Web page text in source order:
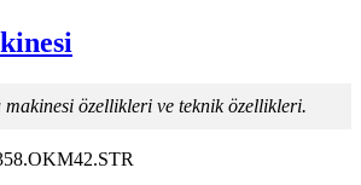
makinesi özellikleri ve teknik özellikleri.